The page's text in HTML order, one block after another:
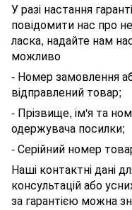
У разі настання
повідомити нас про
ласка, надайте нам
можливо
- Номер замовлення
відправлений товар;
- Прізвище, ім'я та
одержувача посилки;
- Серійний номер
Наші контактні дані
консультацій або
за гарантією можна